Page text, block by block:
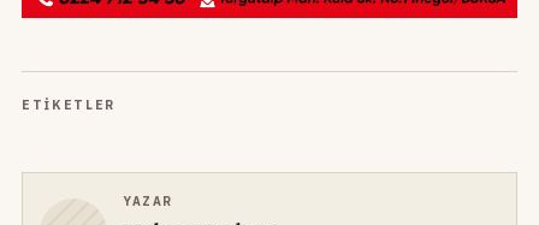
ETIKETLER
YAZAR